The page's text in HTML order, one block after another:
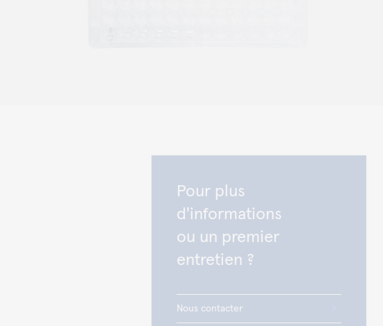
Pour plus
d'informations
ou un premier
entretien ?
Nous contacter